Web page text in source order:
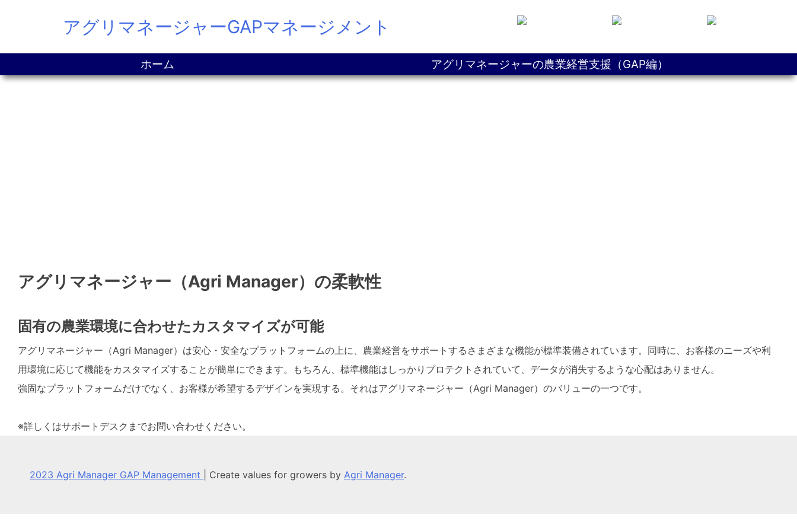
アグリマネージャーGAPマネージメント
ホーム アグリマネージャーの農業経営支援（GAP編）
アグリマネージャー（Agri Manager）の柔軟性
固有の農業環境に合わせたカスタマイズが可能
アグリマネージャー（Agri Manager）は安心・安全なプラットフォームの上に、農業経営をサポートするさまざまな機能が標準装備されています。同時に、お客様のニーズや利
用環境に応じて機能をカスタマイズすることが簡単にできます。もちろん、標準機能はしっかりプロテクトされていて、データが消失するような心配はありません。
強固なプラットフォームだけでなく、お客様が希望するデザインを実現する。それはアグリマネージャー（Agri Manager）のバリューの一つです。
※詳しくはサポートデスクまでお問い合わせください。
2023 Agri Manager GAP Management Create values for growers by Agri Manager.